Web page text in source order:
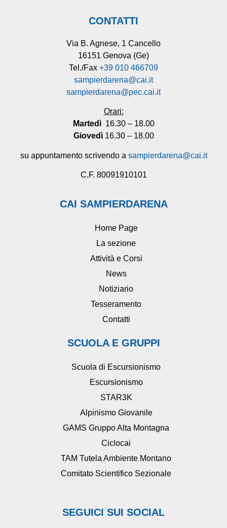
CONTATTI
Via B. Agnese, 1 Cancello
16151 Genova (Ge)
Tel./Fax +39 010 466709
sampierdarena@cai.it
sampierdarena@pec.cai.it
Orari:
Martedì 16.30 – 18.00
Giovedì16.30 – 18.00
su appuntamento scrivendo a sampierdarena@cai.it
C.F. 80091910101
CAI SAMPIERDARENA
Home Page
La sezione
Attività e Corsi
News
Notiziario
Tesseramento
Contatti
SCUOLA E GRUPPI
Scuola di Escursionismo
Escursionismo
STAR3K
Alpinismo Giovanile
GAMS Gruppo Alta Montagna
Ciclocai
TAM Tutela Ambiente Montano
Comitato Scientifico Sezionale
SEGUICI SUI SOCIAL